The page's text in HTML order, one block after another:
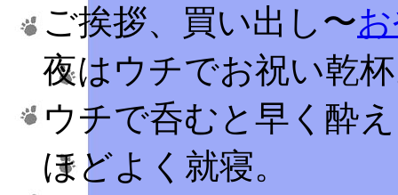
ご挨拶、買い出し〜
夜はウチでお祝い乾
ウチで呑むと早く酔
ほどよく就寝。